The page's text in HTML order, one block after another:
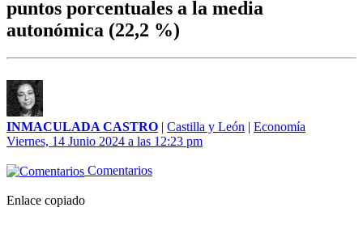
puntos porcentuales a la media
autonómica (22,2 %)
INMACULADA CASTRO | Castilla y León | Economía
Viernes, 14 Junio 2024 a las 12:23 pm
Comentarios
Enlace copiado